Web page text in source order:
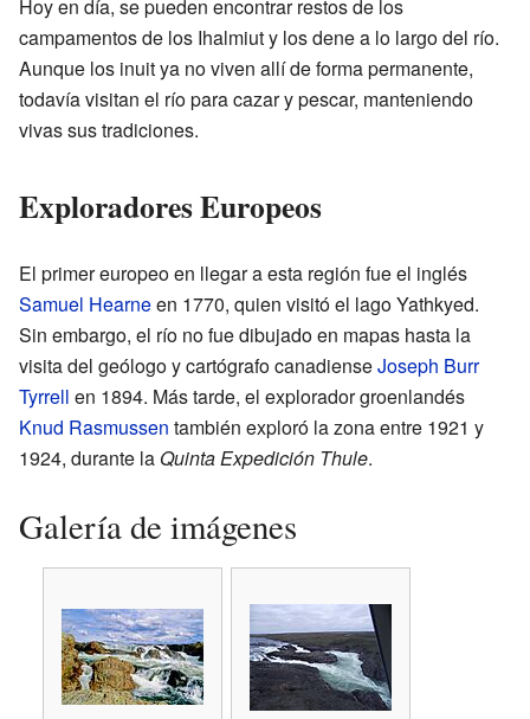
Hoy en día, se pueden encontrar restos de los
campamentos de los Ihalmiut y los dene a lo largo del río.
Aunque los inuit ya no viven allí de forma permanente,
todavía visitan el río para cazar y pescar, manteniendo
vivas sus tradiciones.
Exploradores Europeos
El primer europeo en llegar a esta región fue el inglés
Samuel Hearneen 1770, quien visitó el lago Yathkyed.
Sin embargo, el río no fue dibujado en mapas hasta la
visita del geólogo y cartógrafo canadienseJoseph Burr
Tyrrell en 1894. Más tarde, el explorador groenlandés
Knud Rasmussen también exploró la zona entre 1921 y
1924, durante la Quinta Expedición Thule.
Galería de imágenes